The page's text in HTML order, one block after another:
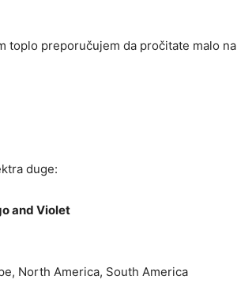
toplo preporučujem da pročitate malo na
duge:
and Violet
North America, South America